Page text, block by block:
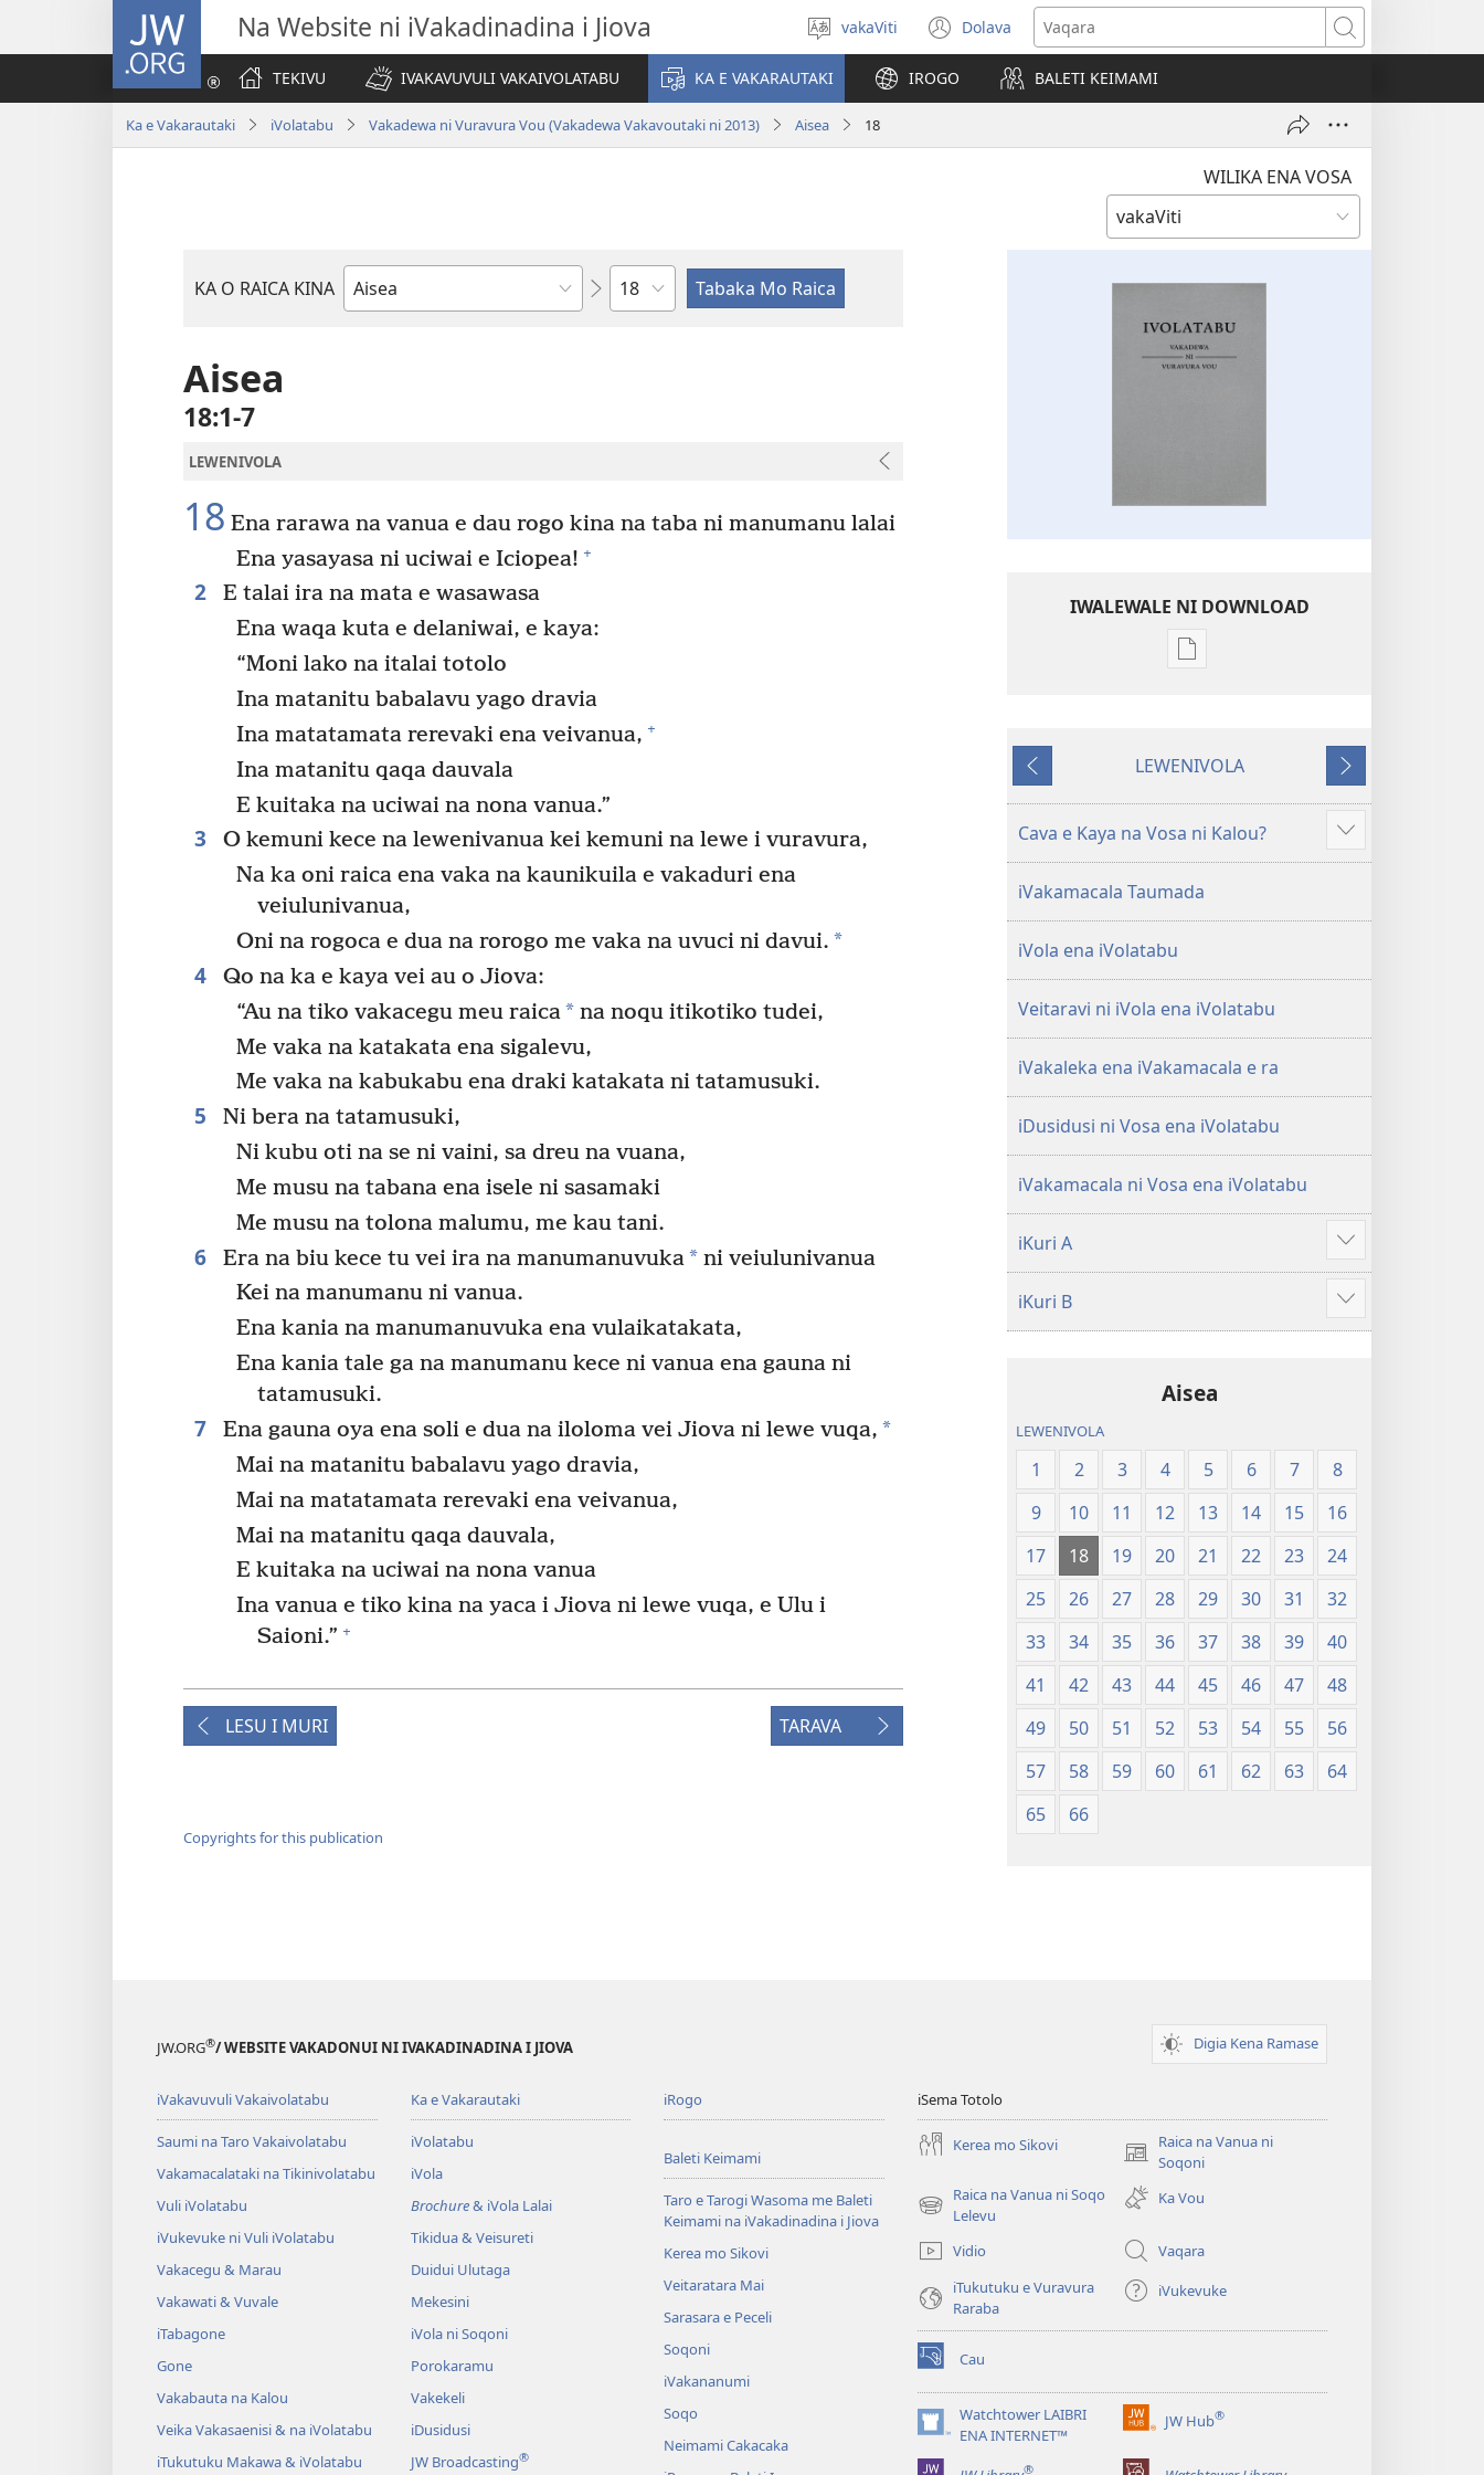
JW.ORG Na Website ni iVakadinadina i Jiova
Digia
na
Vosa
vakaViti Dolava
(opens
new
window)
Vaqara
TEKIVU
IVAKAVUVULI VAKAIVOLATABU KA E VAKARAUTAKI IROGO BALETI KEIMAMI
Ka e Vakarautaki iVolatabu Vakadewa ni Vuravura Vou (Vakadewa Vakavoutaki ni 2013) Aisea 18
WILIKA ENA VOSA
KA O RAICA KINA
iVola
Wase
Aisea
18:1-7
LEWENIVOLA
18 Ena rarawa na vanua e dau rogo kina na taba ni manumanu lalai
Ena yasayasa ni uciwai e Iciopea! +
2
E talai ira na mata e wasawasa
Ena waqa kuta e delaniwai, e kaya:
“Moni lako na italai totolo
Ina matanitu babalavu yago dravia
Ina matatamata rerevaki ena veivanua, +
Ina matanitu qaqa dauvala
E kuitaka na uciwai na nona vanua.”
3
O kemuni kece na lewenivanua kei kemuni na lewe i vuravura,
Na ka oni raica ena vaka na kaunikuila e vakaduri ena
veiulunivanua,
Oni na rogoca e dua na rorogo me vaka na uvuci ni davui. *
4
Qo na ka e kaya vei au o Jiova:
“Au na tiko vakacegu meu raica* na noqu itikotiko tudei,
Me vaka na katakata ena sigalevu,
Me vaka na kabukabu ena draki katakata ni tatamusuki.
5
Ni bera na tatamusuki,
Ni kubu oti na se ni vaini, sa dreu na vuana,
Me musu na tabana ena isele ni sasamaki
Me musu na tolona malumu, me kau tani.
6 Era na biu kece tu vei ira na manumanuvuka*ni veiulunivanua
Kei na manumanu ni vanua.
Ena kania na manumanuvuka ena vulaikatakata,
Ena kania tale ga na manumanu kece ni vanua ena gauna ni
tatamusuki.
7 Ena gauna oya ena soli e dua na iloloma vei Jiova ni lewe vuqa, *
Mai na matanitu babalavu yago dravia,
Mai na matatamata rerevaki ena veivanua,
Mai na matanitu qaqa dauvala,
E kuitaka na uciwai na nona vanua
Ina vanua e tiko kina na yaca i Jiova ni lewe vuqa, e Ulu i
Saioni.” +
LESU I MURI TARAVA
Copyrights for this publication
IWALEWALE NI DOWNLOAD
Sala
na
tabaki
Vakadewa
ni
Vou
LESU
I
MURI
LEWENIVOLA
TARAVA
Cava e Kaya na Vosa ni Kalou?
Show
more
iVakamacala Taumada
iVola ena iVolatabu
Veitaravi ni iVola ena iVolatabu
iVakaleka ena iVakamacala e ra
iDusidusi ni Vosa ena iVolatabu
iVakamacala ni Vosa ena iVolatabu
iKuri A
Show
more
iKuri B
Show
more
Aisea
LEWENIVOLA
1 2 3 4 5 6 7
8
9
10 11 12 13 14 15
16
17
18 19 20 21 22 23
24
25
26 27 28 29 30 31
32
33
34 35 36 37 38 39
40
41
42 43 44 45 46 47
48
49
50 51 52 53 54 55
56
57
58 59 60 61 62 63
64
65
66
JW.ORG®/ WEBSITE VAKADONUI NI IVAKADINADINA I JIOVA Digia Kena Ramase
iVakavuvuli Vakaivolatabu
Saumi na Taro Vakaivolatabu
Vakamacalataki na Tikinivolatabu
Vuli iVolatabu
iVukevuke ni Vuli iVolatabu
Vakacegu & Marau
Vakawati & Vuvale
iTabagone
Gone
Vakabauta na Kalou
Veika Vakasaenisi & na iVolatabu
iTukutuku Makawa & iVolatabu
Ka e Vakarautaki
iVolatabu
iVola
Brochure& iVola Lalai
Tikidua & Veisureti
Duidui Ulutaga
Mekesini
iVola ni Soqoni
Porokaramu
Vakekeli
iDusidusi
JW Broadcasting®
iRogo
Baleti Keimami
Taro e Tarogi Wasoma me Baleti
Keimami na iVakadinadina i Jiova
Kerea mo Sikovi
Veitaratara Mai
Sarasara e Peceli
Soqoni
iVakananumi
Soqo
Neimami Cakacaka
iSema Totolo
Kerea mo Sikovi
Raica na Vanua ni
Soqoni
(opens
new
window)
Raica na Vanua ni Soqo
Lelevu
(opens
window)
Ka Vou
Vidio
Vaqara
iTukutuku e Vuravura
Raraba
iVukevuke
Cau
(opens
new
window)Watchtower LAIBRI
ENA INTERNET™
(opens
new
JW Hub®
(opens
®